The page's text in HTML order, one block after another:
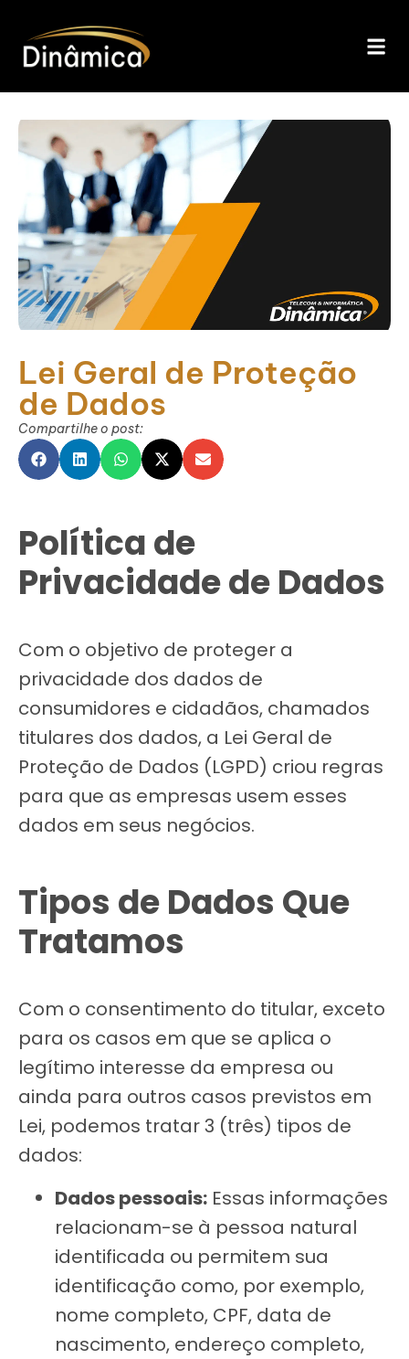
Lei Geral de Proteção
de Dados
Compartilhe o post:
Política de
Privacidade de Dados
Com o objetivo de proteger a
privacidade dos dados de
consumidores e cidadãos, chamados
titulares dos dados, a Lei Geral de
Proteção de Dados (LGPD) criou regras
para que as empresas usem esses
dados em seus negócios.
Tipos de Dados Que
Tratamos
Com o consentimento do titular, exceto
para os casos em que se aplica o
legítimo interesse da empresa ou
ainda para outros casos previstos em
Lei, podemos tratar 3 (três) tipos de
dados:
Dados pessoais: Essas informações
relacionam-se à pessoa natural
identificada ou permitem sua
identificação como, por exemplo,
nome completo, CPF, data de
nascimento, endereço completo,